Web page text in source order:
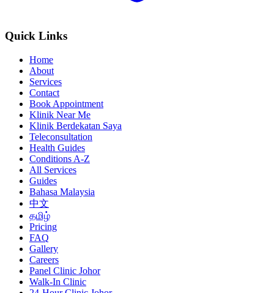
Quick Links
Home
About
Services
Contact
Book Appointment
Klinik Near Me
Klinik Berdekatan Saya
Teleconsultation
Health Guides
Conditions A-Z
All Services
Guides
Bahasa Malaysia
中文
தமிழ்
Pricing
FAQ
Gallery
Careers
Panel Clinic Johor
Walk-In Clinic